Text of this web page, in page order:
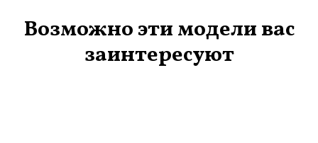
Возможно эти модели вас
заинтересуют